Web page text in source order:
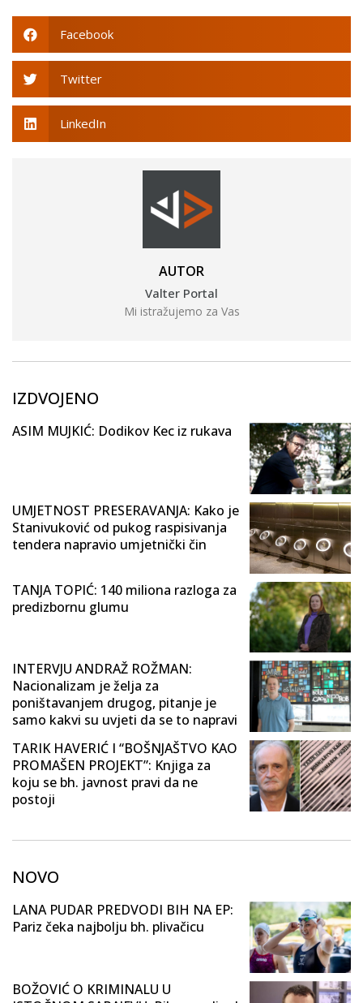
Facebook
Twitter
LinkedIn
AUTOR
Valter Portal
Mi istražujemo za Vas
IZDVOJENO
ASIM MUJKIĆ: Dodikov Kec iz rukava
UMJETNOST PRESERAVANJA: Kako je
Stanivuković od pukog raspisivanja
tendera napravio umjetnički čin
TANJA TOPIĆ: 140 miliona razloga za
predizbornu glumu
INTERVJU ANDRAŽ ROŽMAN:
Nacionalizam je želja za
poništavanjem drugog, pitanje je
samo kakvi su uvjeti da se to napravi
TARIK HAVERIĆ I “BOŠNJAŠTVO KAO
PROMAŠEN PROJEKT”: Knjiga za
koju se bh. javnost pravi da ne
postoji
NOVO
LANA PUDAR PREDVODI BIH NA EP:
Pariz čeka najbolju bh. plivačicu
BOŽOVIĆ O KRIMINALU U